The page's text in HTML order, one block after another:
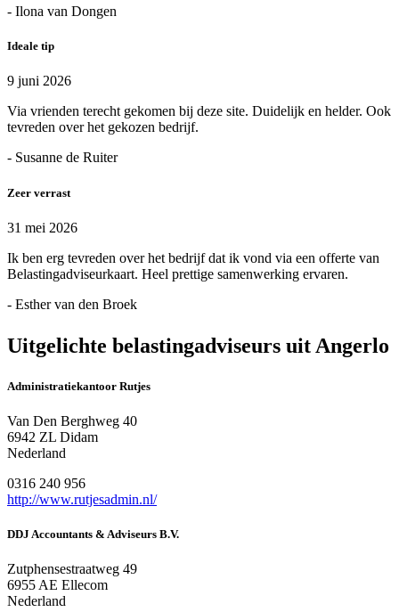
- Ilona van Dongen
Ideale tip
9 juni 2026
Via vrienden terecht gekomen bij deze site. Duidelijk en helder. Ook
tevreden over het gekozen bedrijf.
- Susanne de Ruiter
Zeer verrast
31 mei 2026
Ik ben erg tevreden over het bedrijf dat ik vond via een offerte van
Belastingadviseurkaart. Heel prettige samenwerking ervaren.
- Esther van den Broek
Uitgelichte belastingadviseurs uit Angerlo
Administratiekantoor Rutjes
Van Den Berghweg 40
6942 ZL Didam
Nederland
0316 240 956
http://www.rutjesadmin.nl/
DDJ Accountants & Adviseurs B.V.
Zutphensestraatweg 49
6955 AE Ellecom
Nederland